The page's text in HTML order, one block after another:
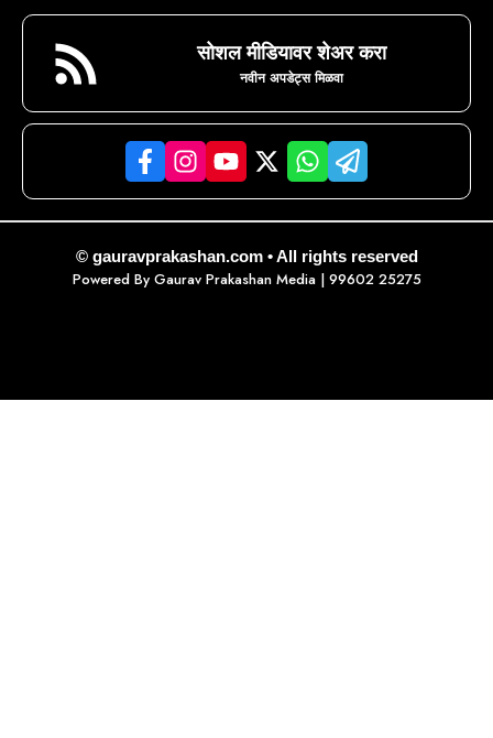
सोशल मीडियावर शेअर करा
नवीन अपडेट्स मिळवा
© gauravprakashan.com • All rights reserved
Powered By Gaurav Prakashan Media| 99602 25275